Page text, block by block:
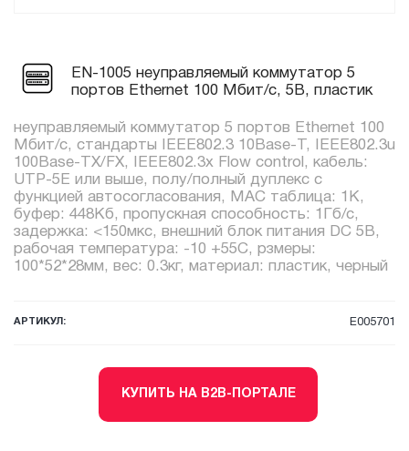
EN-1005 неуправляемый коммутатор 5
портов Ethernet 100 Мбит/с, 5В, пластик
неуправляемый коммутатор 5 портов Ethernet 100
Мбит/с, стандарты IEEE802.3 10Base-T, IEEE802.3u
100Base-TX/FX, IEEE802.3x Flow control, кабель:
UTP-5E или выше, полу/полный дуплекс с
функцией автосогласования, MAC таблица: 1K,
буфер: 448Kб, пропускная способность: 1Гб/с,
задержка: <150мкс, внешний блок питания DC 5В,
рабочая температура: -10 +55С, рзмеры:
100*52*28мм, вес: 0.3кг, материал: пластик, черный
АРТИКУЛ: E005701
КУПИТЬ НА B2B-ПОРТАЛЕ